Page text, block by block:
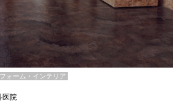
ォーム・インテリア
医院